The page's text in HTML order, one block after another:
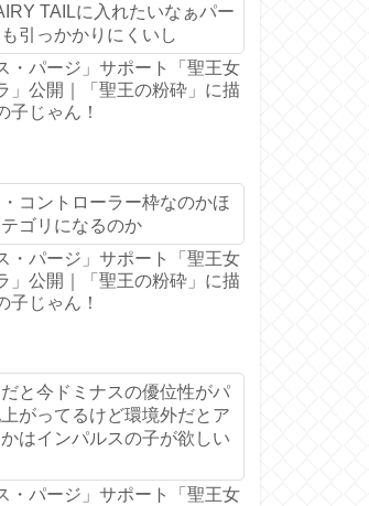
TAILに入れたいなぁパー
引っかかりにくいし
・パージ」サポート「聖王女
」公開｜「聖王の粉砕」に描
子じゃん！
コントローラー枠なのかほ
ゴリになるのか
・パージ」サポート「聖王女
」公開｜「聖王の粉砕」に描
子じゃん！
と今ドミナスの優位性がパ
がってるけど環境外だとア
はインパルスの子が欲しい
・パージ」サポート「聖王女